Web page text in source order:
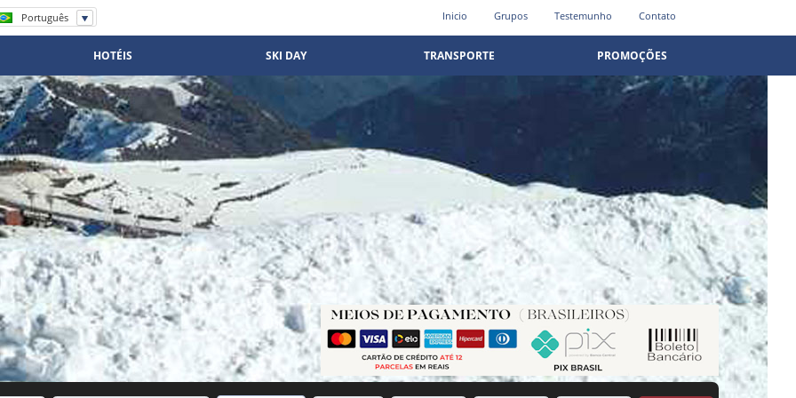
Português
Español
Inicio Grupos Testemunho Contato
HOTÉIS SKI DAY TRANSPORTE PROMOÇÕES